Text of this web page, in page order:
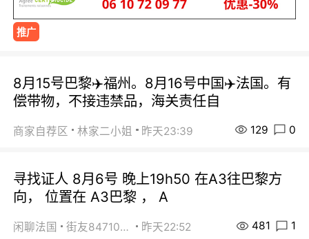
推广
8月15号巴黎✈️福州。8月16号中国✈️法国。有
偿带物，不接违禁品，海关责任自
商家自荐区 林家二小姐 昨天23:39 129 0
寻找证人 8月6号 晚上19h50 在A3往巴黎方
向， 位置在 A3巴黎 ， A
闲聊法国 街友84710671 昨天22:52 481 1